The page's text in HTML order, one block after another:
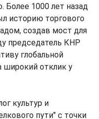
Более 1000 лет назад
историю торгового
создав мост для
председатель КНР
глобальной
широкий отклик у
культур и
пути" с точки